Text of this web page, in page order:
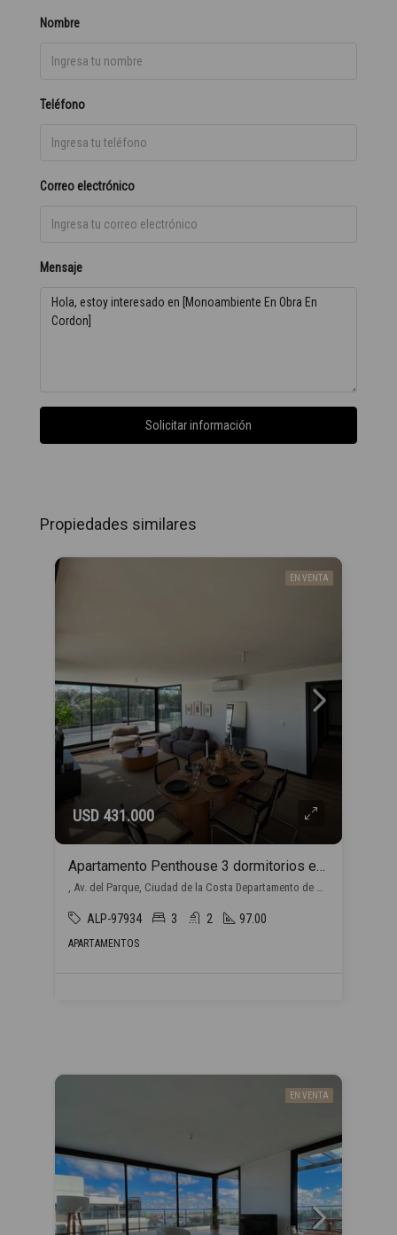
Nombre
Teléfono
Correo electrónico
Mensaje
Solicitar información
Propiedades similares
EN VENTA
USD 431.000
Apartamento Penthouse 3 dormitorios en venta en Barra de Carrasco
, Av. del Parque, Ciudad de la Costa Departamento de Canelones, Uruguay, Barra de Carrasco, Ciudad de la Costa
ALP-97934 3 2 97.00
APARTAMENTOS
EN VENTA